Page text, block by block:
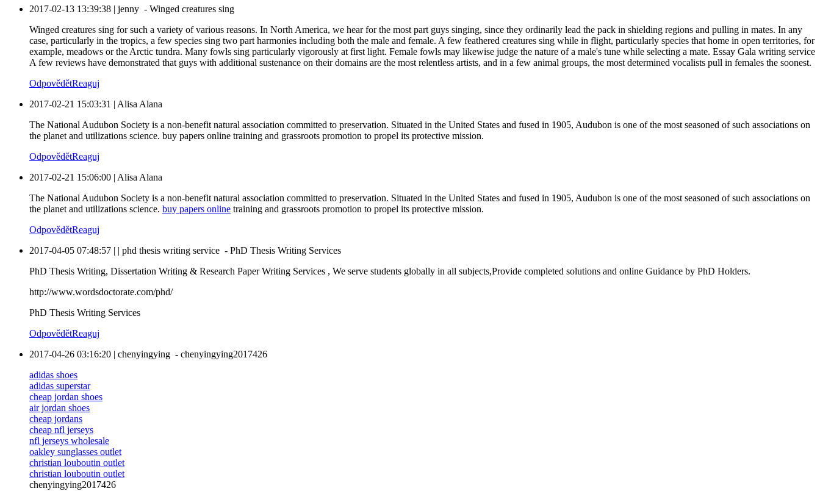
2017-02-13 13:39:38 | jenny - Winged creatures sing
Winged creatures sing for such a variety of various reasons. In North America, we hear for the most part guys singing, since they ordinarily lead the pack in shielding regions and pulling in mates. In any
case, particularly in the tropics, a few species sing two part harmonies including both the male and female. A few feathered creatures sing while in flight, particularly species that home in open territories, for
example, meadows or the Arctic tundra. Many fowls sing particularly vigorously at first light. Female fowls may likewise judge the nature of a male's tune while selecting a mate. Essay Gala writing service
A few reviews have demonstrated that guys with additional sustenance on their domains are the most relentless artists, and in a few animal groups, the most determined vocalists pull in females the soonest.
OdpovědětReaguj
2017-02-21 15:03:31 | Alisa Alana
The National Audubon Society is a non-benefit natural association committed to preservation. Situated in the United States and fused in 1905, Audubon is one of the most seasoned of such associations on
the planet and utilizations science. buy papers online training and grassroots promotion to propel its protective mission.
OdpovědětReaguj
2017-02-21 15:06:00 | Alisa Alana
The National Audubon Society is a non-benefit natural association committed to preservation. Situated in the United States and fused in 1905, Audubon is one of the most seasoned of such associations on
the planet and utilizations science. buy papers online training and grassroots promotion to propel its protective mission.
OdpovědětReaguj
2017-04-05 07:48:57 | | phd thesis writing service - PhD Thesis Writing Services
PhD Thesis Writing, Dissertation Writing & Research Paper Writing Services , We serve students globally in all subjects,Provide completed solutions and online Guidance by PhD Holders.
http://www.wordsdoctorate.com/phd/
PhD Thesis Writing Services
OdpovědětReaguj
2017-04-26 03:16:20 | chenyingying - chenyingying2017426
adidas shoes
adidas superstar
cheap jordan shoes
air jordan shoes
cheap jordans
cheap nfl jerseys
nfl jerseys wholesale
oakley sunglasses outlet
christian louboutin outlet
christian louboutin outlet
chenyingying2017426